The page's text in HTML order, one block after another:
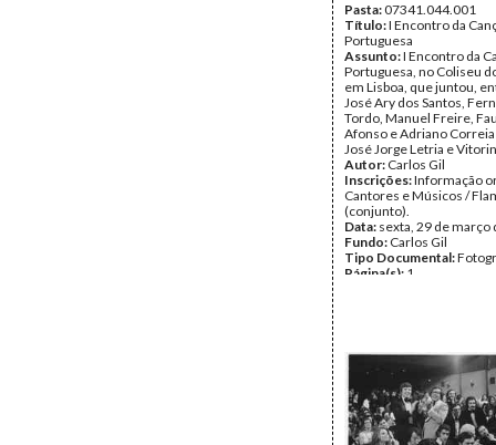
Pasta:07341.044.001
Título:I Encontro da
Portuguesa
Assunto:I Encontro da
Portuguesa, no Coliseu
em Lisboa, que juntou,
José Ary dos Santos,
Tordo, Manuel Freire,
Afonso e Adriano
José Jorge Letria e
Autor: Carlos Gil
Inscrições:Informação
Cantores e Músicos /
(conjunto).
Data: sexta, 29 de março
Fundo: Carlos Gil
Tipo Documental:
Página(s): 1